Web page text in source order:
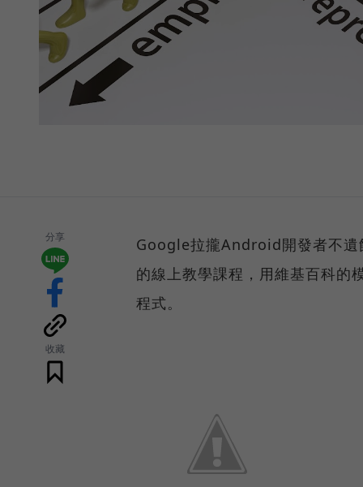
分享
收藏
Google拉攏Android開發者不
的線上教學課程，用維基百科的
程式。